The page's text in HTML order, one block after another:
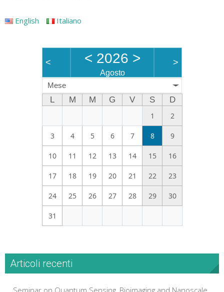
English Italiano
< < 2026 >
Agosto
>
Mese
L M M G V S
D
1
2
3 4 5 6 7 8 9
10 11 12 13 14 15 16
17 18 19 20 21 22 23
24 25 26 27 28 29 30
31
Articoli recenti
Seminar on Quantum Sensing, Bioimaging and Nanoscale